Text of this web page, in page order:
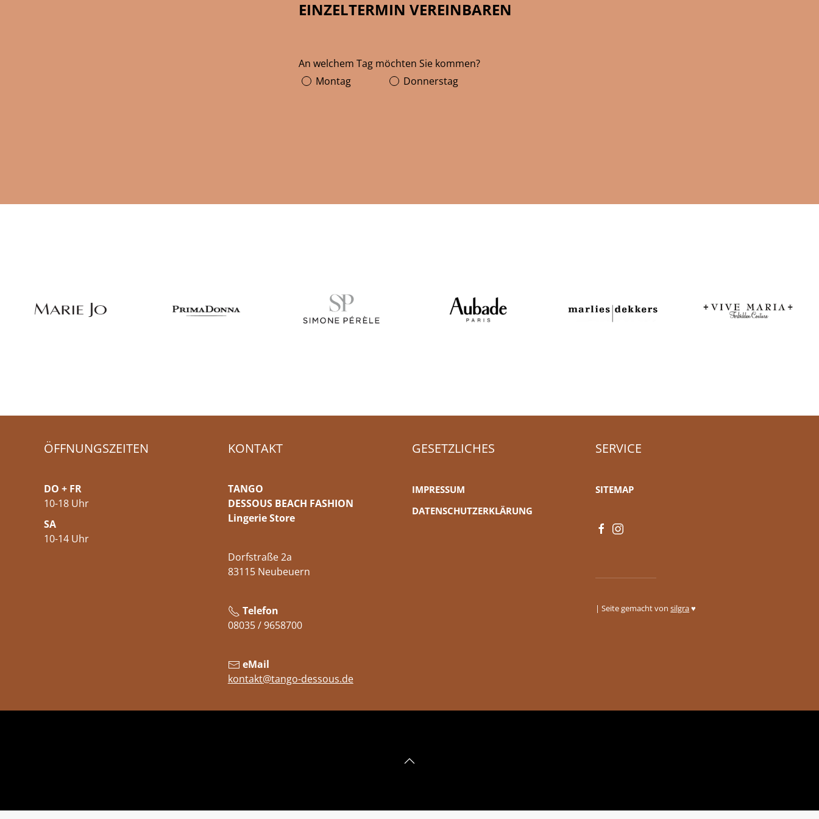
EINZELTERMIN VEREINBAREN
An welchem Tag möchten Sie kommen?
Montag
Donnerstag
ÖFFNUNGSZEITEN
DO + FR
10-18 Uhr
SA
10-14 Uhr
KONTAKT
TANGO
DESSOUS BEACH FASHION
Lingerie Store
Dorfstraße 2a
83115 Neubeuern
Telefon
08035 / 9658700
eMail
kontakt@tango-dessous.de
GESETZLICHES
IMPRESSUM
DATENSCHUTZERKLÄRUNG
SERVICE
SITEMAP
| Seite gemacht vonsilgra♥